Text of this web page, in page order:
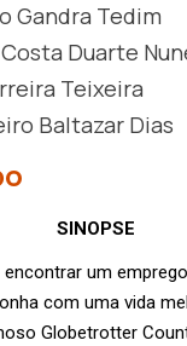
Gandra Tedim
Duarte
Teixeira
Baltazar Dias
SINOPSE
um
com uma vida
Globetrotter